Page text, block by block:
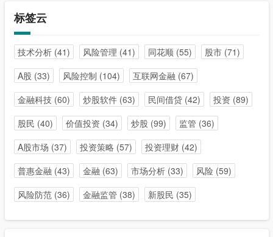
标签云
技术分析(41) 风险管理 (41) 同花顺(55) 股市(71)
A股 (33) 风险控制 (104) 互联网金融 (67)
金融科技(60) 炒股软件(63) 民间借贷(42) 投资 (89)
股民 (40) 价值投资 (34) 炒股 (99) 监管 (36)
A股市场 (37) 投资策略 (57) 投资理财(42)
普惠金融 (43) 金融 (63) 市场分析(33) 风险(59)
风险防范(36) 金融监管 (38) 新股民 (35)